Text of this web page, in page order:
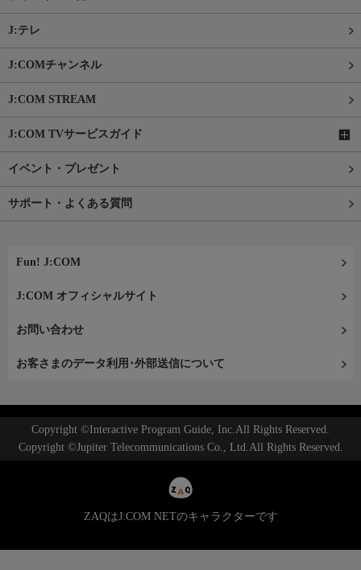
J:テレ
J:COMチャンネル
J:COM STREAM
J:COM TVサービスガイド
イベント・プレゼント
サポート・よくある質問
Fun! J:COM
J:COM オフィシャルサイト
お問い合わせ
お客さまのデータ利用･外部送信について
Copyright ©Interactive Program Guide, Inc.All Rights Reserved.
Copyright ©Jupiter Telecommunications Co., Ltd.All Rights Reserved.
ZAQはJ:COM NETのキャラクターです